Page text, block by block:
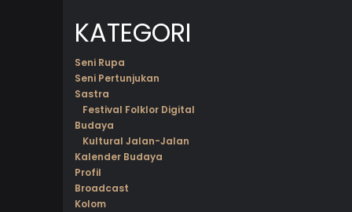
KATEGORI
Seni Rupa
Seni Pertunjukan
Sastra
Festival Folklor Digital
Budaya
Kultural Jalan-Jalan
Kalender Budaya
Profil
Broadcast
Kolom